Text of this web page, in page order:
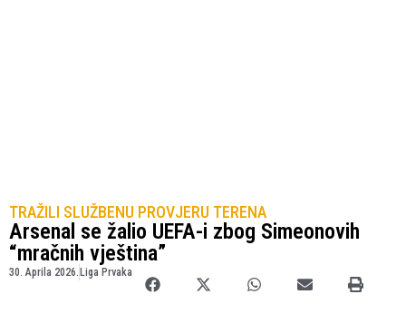
TRAŽILI SLUŽBENU PROVJERU TERENA
Arsenal se žalio UEFA-i zbog Simeonovih
“mračnih vještina”
30. Aprila 2026. Liga Prvaka